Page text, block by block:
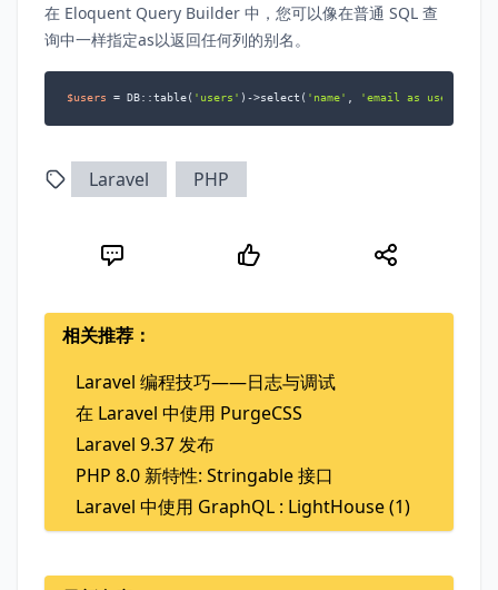
在 Eloquent Query Builder 中，您可以像在普通 SQL 查
询中一样指定as以返回任何列的别名。
$users = DB::table( 'users' )->select( 'name' , 'email as
Laravel PHP
相关推荐：
Laravel 编程技巧——日志与调试
在 Laravel 中使用 PurgeCSS
Laravel 9.37 发布
PHP 8.0 新特性: Stringable 接口
Laravel 中使用 GraphQL : LightHouse (1)